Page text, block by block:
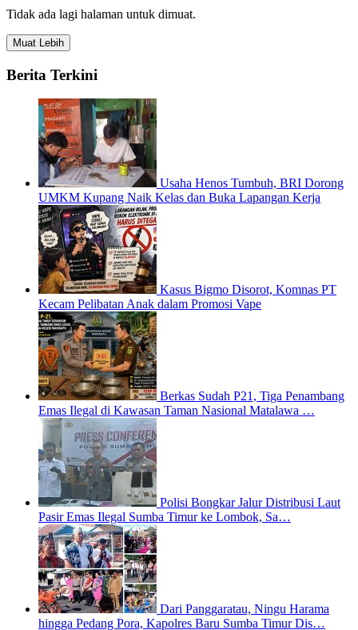
Tidak ada lagi halaman untuk dimuat.
Muat Lebih
Berita Terkini
Usaha Henos Tumbuh, BRI Dorong
UMKM Kupang Naik Kelas dan Buka Lapangan Kerja
Kasus Bigmo Disorot, Komnas PT
Kecam Pelibatan Anak dalam Promosi Vape
Berkas Sudah P21, Tiga Penambang
Emas Ilegal di Kawasan Taman Nasional Matalawa …
Polisi Bongkar Jalur Distribusi Laut
Pasir Emas Ilegal Sumba Timur ke Lombok, Sa…
Dari Panggaratau, Ningu Harama
hingga Pedang Pora, Kapolres Baru Sumba Timur Dis…